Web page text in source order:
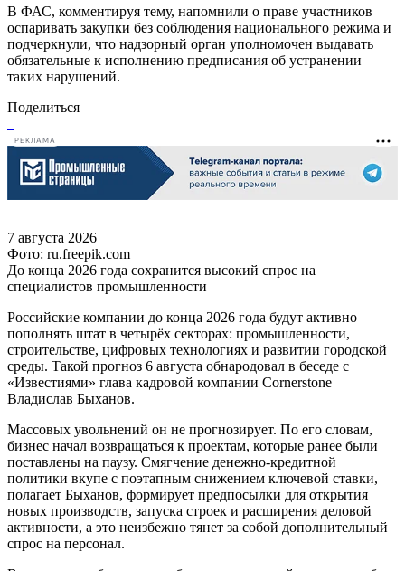
В ФАС, комментируя тему, напомнили о праве участников
оспаривать закупки без соблюдения национального режима и
подчеркнули, что надзорный орган уполномочен выдавать
обязательные к исполнению предписания об устранении
таких нарушений.
Поделиться
РЕКЛАМА
7 августа 2026
Фото: ru.freepik.com
До конца 2026 года сохранится высокий спрос на
специалистов промышленности
Российские компании до конца 2026 года будут активно
пополнять штат в четырёх секторах: промышленности,
строительстве, цифровых технологиях и развитии городской
среды. Такой прогноз 6 августа обнародовал в беседе с
«Известиями» глава кадровой компании Cornerstone
Владислав Быханов.
Массовых увольнений он не прогнозирует. По его словам,
бизнес начал возвращаться к проектам, которые ранее были
поставлены на паузу. Смягчение денежно-кредитной
политики вкупе с поэтапным снижением ключевой ставки,
полагает Быханов, формирует предпосылки для открытия
новых производств, запуска строек и расширения деловой
активности, а это неизбежно тянет за собой дополнительный
спрос на персонал.